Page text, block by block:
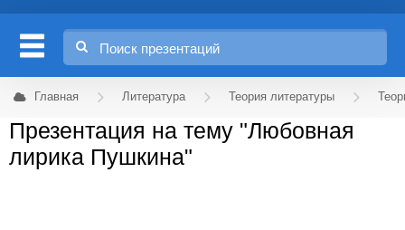
Главная Литература Теория литературы
Презентация на тему "Любовная
лирика Пушкина"